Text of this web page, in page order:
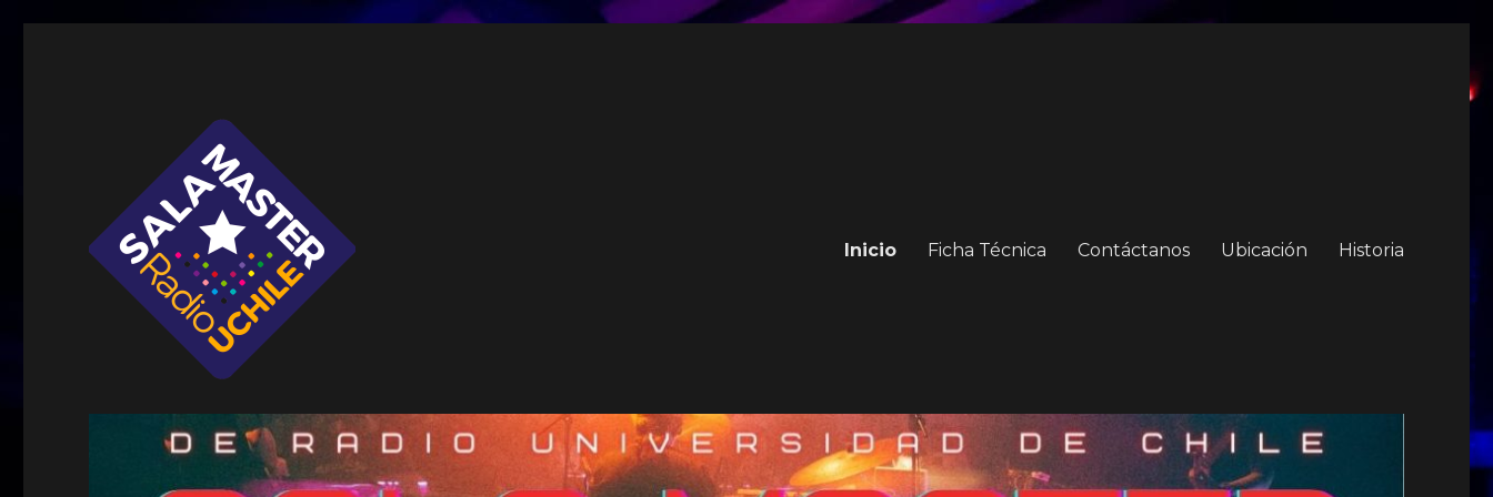
Sala Master
Inicio Ficha Técnica Contáctanos Ubicación Historia